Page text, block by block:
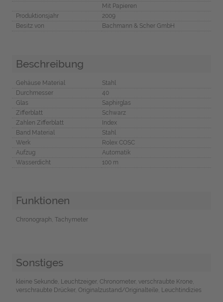
Mit Papieren
Produktionsjahr
2009
Besitz von
Bachmann & Scher GmbH
Beschreibung
Gehäuse Material
Stahl
Durchmesser
40
Glas
Saphirglas
Zifferblatt
Schwarz
Zahlen Zifferblatt
Index
Band Material
Stahl
Werk
Rolex COSC
Aufzug
Automatik
Wasserdicht
100 m
Funktionen
Chronograph, Tachymeter
Sonstiges
kleine Sekunde, Leuchtzeiger, Chronometer, verschraubte Krone,
verschraubte Drücker, Originalzustand/Originalteile, Leuchtindizies